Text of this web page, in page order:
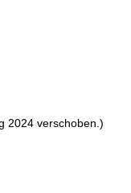
2024 verschoben.)